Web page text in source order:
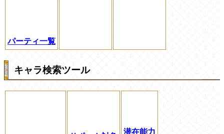
パーティ一覧
キャラ検索ツール
潜在能力